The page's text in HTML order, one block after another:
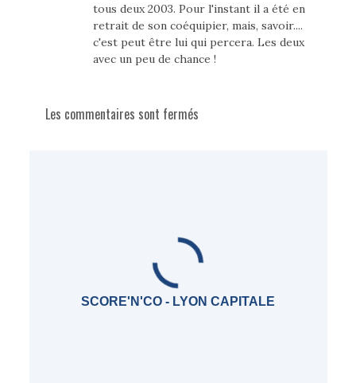
tous deux 2003. Pour l'instant il a été en
retrait de son coéquipier, mais, savoir....
c'est peut être lui qui percera. Les deux
avec un peu de chance !
Les commentaires sont fermés
SCORE'N'CO - LYON CAPITALE